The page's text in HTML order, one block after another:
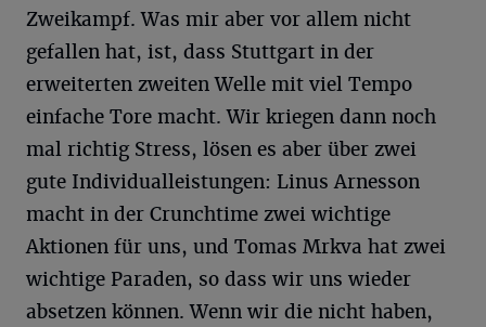
Zweikampf. Was mir aber vor allem nicht
gefallen hat, ist, dass Stuttgart in der
erweiterten zweiten Welle mit viel Tempo
einfache Tore macht. Wir kriegen dann noch
mal richtig Stress, lösen es aber über zwei
gute Individualleistungen: Linus Arnesson
macht in der Crunchtime zwei wichtige
Aktionen für uns, und Tomas Mrkva hat zwei
wichtige Paraden, so dass wir uns wieder
absetzen können. Wenn wir die nicht haben,